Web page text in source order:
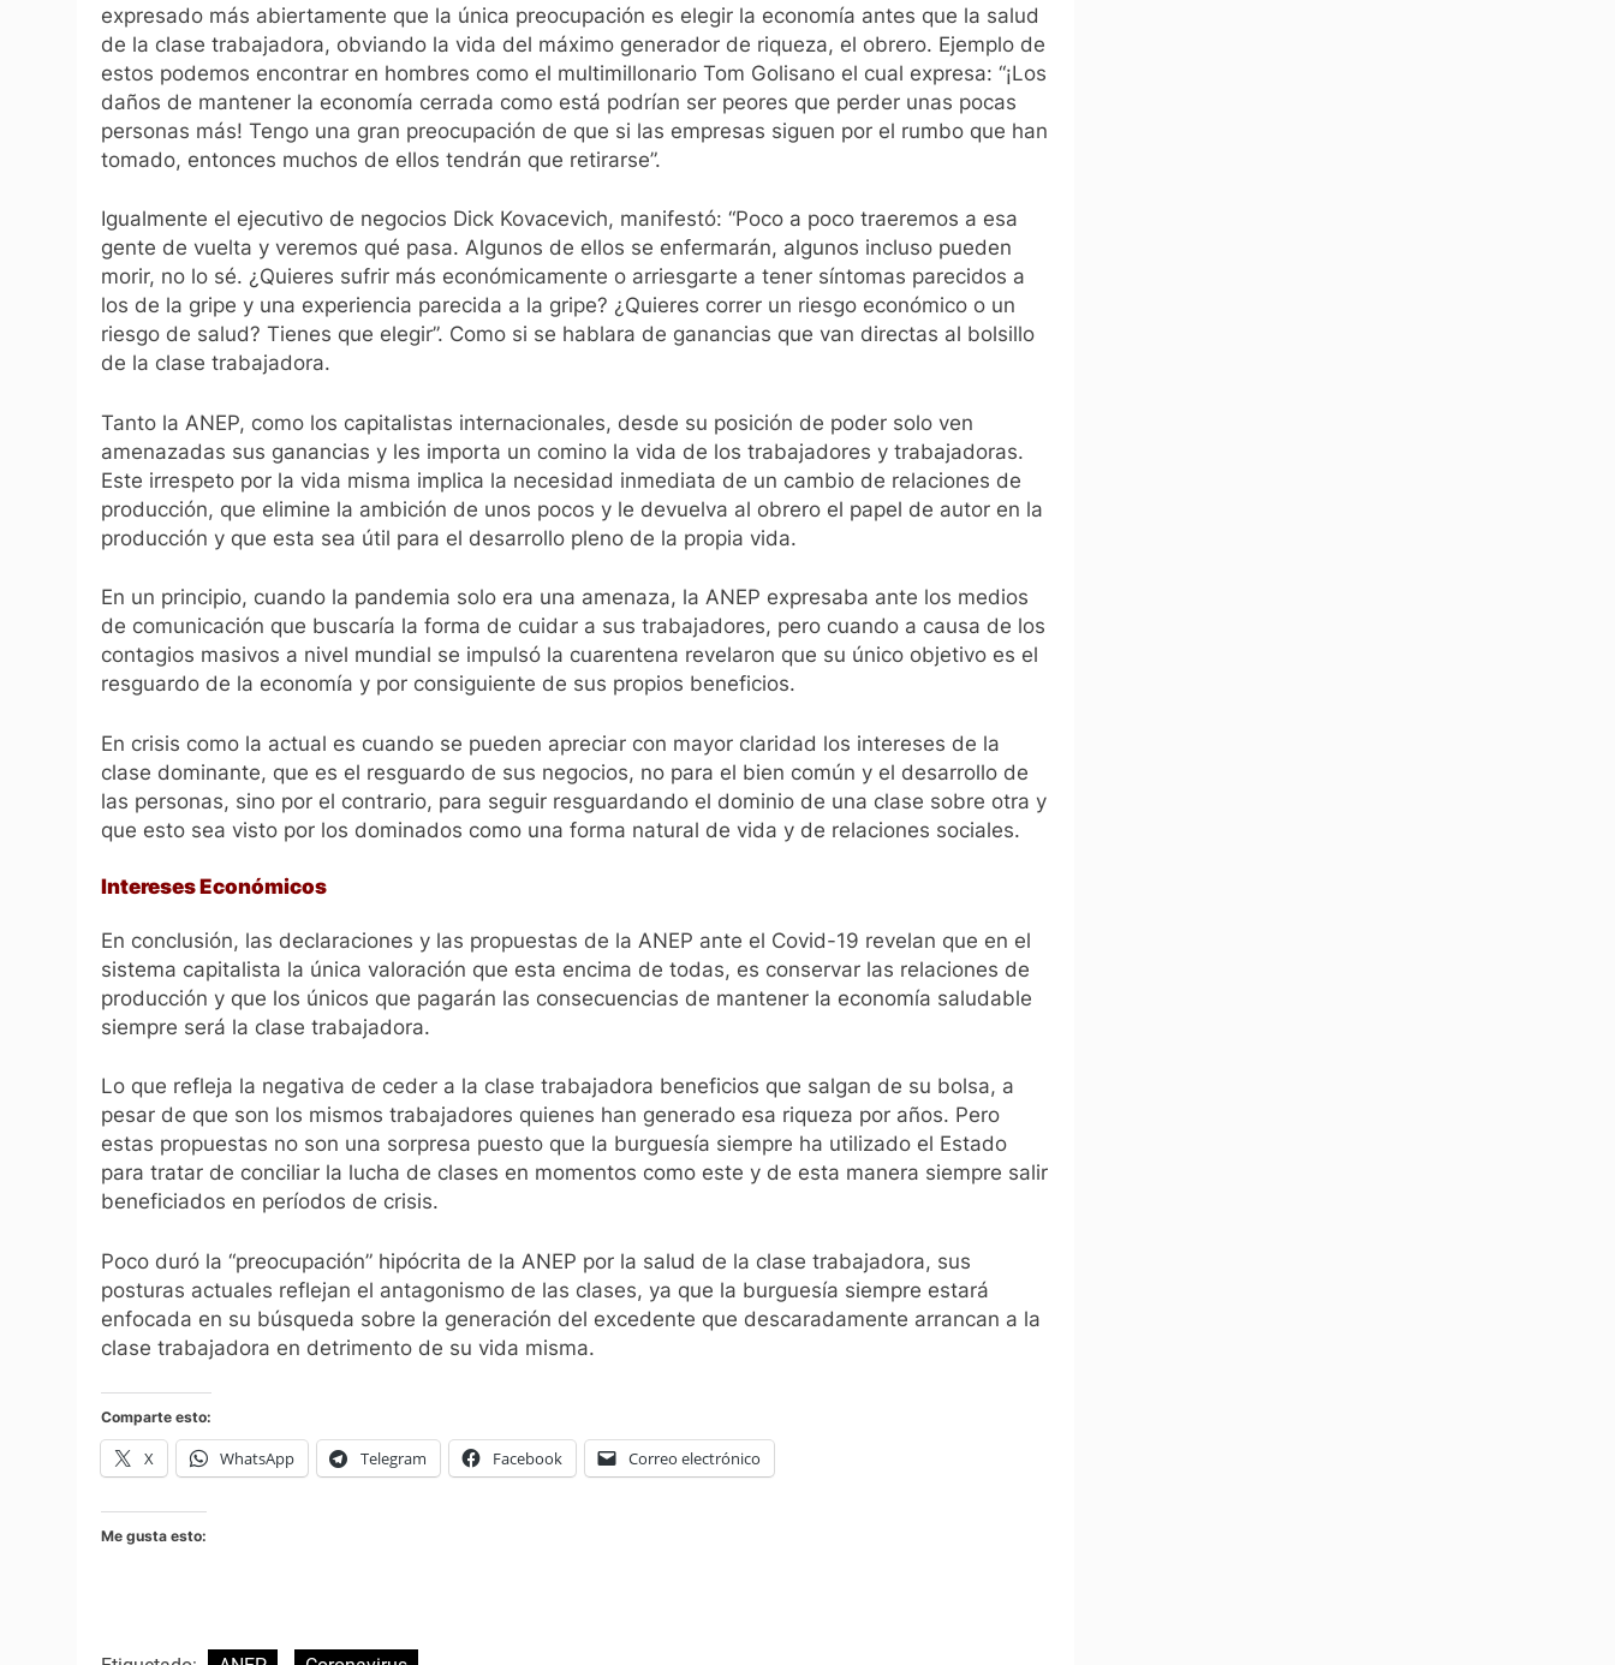
expresado más abiertamente que la única preocupación es elegir la economía antes que la salud
de la clase trabajadora, obviando la vida del máximo generador de riqueza, el obrero. Ejemplo de
estos podemos encontrar en hombres como el multimillonario Tom Golisano el cual expresa: “¡Los
daños de mantener la economía cerrada como está podrían ser peores que perder unas pocas
personas más! Tengo una gran preocupación de que si las empresas siguen por el rumbo que han
tomado, entonces muchos de ellos tendrán que retirarse”.
Igualmente el ejecutivo de negocios Dick Kovacevich, manifestó: “Poco a poco traeremos a esa
gente de vuelta y veremos qué pasa. Algunos de ellos se enfermarán, algunos incluso pueden
morir, no lo sé. ¿Quieres sufrir más económicamente o arriesgarte a tener síntomas parecidos a
los de la gripe y una experiencia parecida a la gripe? ¿Quieres correr un riesgo económico o un
riesgo de salud? Tienes que elegir”. Como si se hablara de ganancias que van directas al bolsillo
de la clase trabajadora.
Tanto la ANEP, como los capitalistas internacionales, desde su posición de poder solo ven
amenazadas sus ganancias y les importa un comino la vida de los trabajadores y trabajadoras.
Este irrespeto por la vida misma implica la necesidad inmediata de un cambio de relaciones de
producción, que elimine la ambición de unos pocos y le devuelva al obrero el papel de autor en la
producción y que esta sea útil para el desarrollo pleno de la propia vida.
En un principio, cuando la pandemia solo era una amenaza, la ANEP expresaba ante los medios
de comunicación que buscaría la forma de cuidar a sus trabajadores, pero cuando a causa de los
contagios masivos a nivel mundial se impulsó la cuarentena revelaron que su único objetivo es el
resguardo de la economía y por consiguiente de sus propios beneficios.
En crisis como la actual es cuando se pueden apreciar con mayor claridad los intereses de la
clase dominante, que es el resguardo de sus negocios, no para el bien común y el desarrollo de
las personas, sino por el contrario, para seguir resguardando el dominio de una clase sobre otra y
que esto sea visto por los dominados como una forma natural de vida y de relaciones sociales.
InteresesEconómicos
En conclusión, las declaraciones y las propuestas de la ANEP ante el Covid-19 revelan que en el
sistema capitalista la única valoración que esta encima de todas, es conservar las relaciones de
producción y que los únicos que pagarán las consecuencias de mantener la economía saludable
siempre será la clase trabajadora.
Lo que refleja la negativa de ceder a la clase trabajadora beneficios que salgan de su bolsa, a
pesar de que son los mismos trabajadores quienes han generado esa riqueza por años. Pero
estas propuestas no son una sorpresa puesto que la burguesía siempre ha utilizado el Estado
para tratar de conciliar la lucha de clases en momentos como este y de esta manera siempre salir
beneficiados en períodos de crisis.
Poco duró la “preocupación” hipócrita de la ANEP por la salud de la clase trabajadora, sus
posturas actuales reflejan el antagonismo de las clases, ya que la burguesía siempre estará
enfocada en su búsqueda sobre la generación del excedente que descaradamente arrancan a la
clase trabajadora en detrimento de su vida misma.
Comparte esto:
X WhatsApp Telegram Facebook Correo electrónico
Me gusta esto: